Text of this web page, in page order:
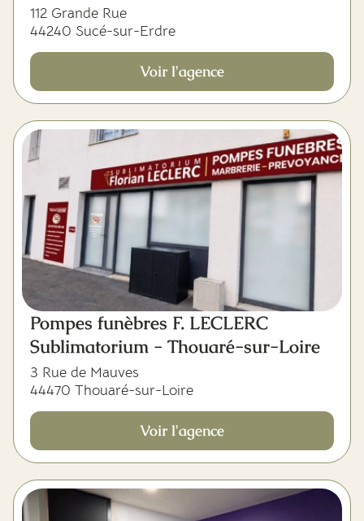
112 Grande Rue
44240 Sucé-sur-Erdre
Voir l'agence
Pompes funèbres F. LECLERC
Sublimatorium - Thouaré-sur-Loire
3 Rue de Mauves
44470 Thouaré-sur-Loire
Voir l'agence